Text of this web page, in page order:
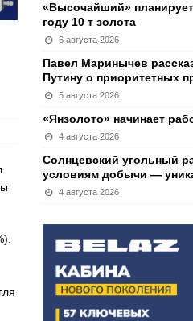
«Высочайший»
году 10 т золота
6 августа 2026
Павел Маринычев
Путину о приоритетных
5 августа 2026
«Янзолото» начинает
4 августа 2026
Солнцевский угольный
условиям добычи —
4 августа 2026